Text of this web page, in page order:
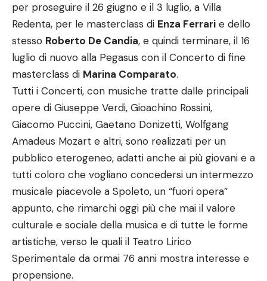
per proseguire il 26 giugno e il 3 luglio, a Villa
Redenta, per le masterclass di Enza Ferrari e dello
stesso Roberto De Candia, e quindi terminare, il 16
luglio di nuovo alla Pegasus con il Concerto di fine
masterclass di Marina Comparato.
Tutti i Concerti, con musiche tratte dalle principali
opere di Giuseppe Verdi, Gioachino Rossini,
Giacomo Puccini, Gaetano Donizetti, Wolfgang
Amadeus Mozart e altri, sono realizzati per un
pubblico eterogeneo, adatti anche ai più giovani e a
tutti coloro che vogliano concedersi un intermezzo
musicale piacevole a Spoleto, un “fuori opera”
appunto, che rimarchi oggi più che mai il valore
culturale e sociale della musica e di tutte le forme
artistiche, verso le quali il Teatro Lirico
Sperimentale da ormai 76 anni mostra interesse e
propensione.